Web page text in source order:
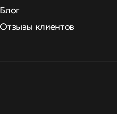
Блог
Отзывы клиентов